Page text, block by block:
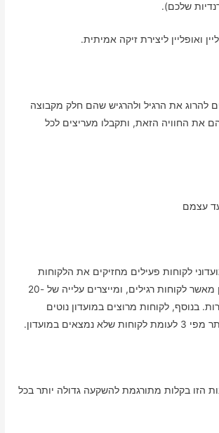
שלכם).
ואופליין ליצירת זיקה אמיתית.
להרוג את הרגיל ולהרגיש שהם חלק מקבוצה
את החוויה הזאת, ותקבלו מעריצים לכל
עצמם
לקוחות פעילים מחזיקים את הלקוחות
שלהם פי 5 יותר זמן מאשר לקוחות רגילים, ומייצרים עלייה של 20-
בנוסף, לקוחות מרוצים במועדון נוטים
במועדון.
הזו בקלות מתורגמת להשקעה גדולה יותר בכל